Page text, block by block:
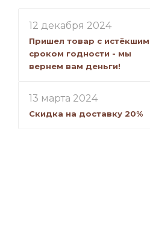
12 декабря 2024
Пришел товар с истёкшим
сроком годности - мы
вернем вам деньги!
13 марта 2024
Скидка на доставку 20%